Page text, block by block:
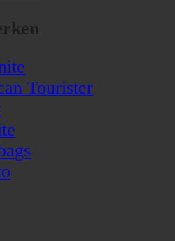
Tourister